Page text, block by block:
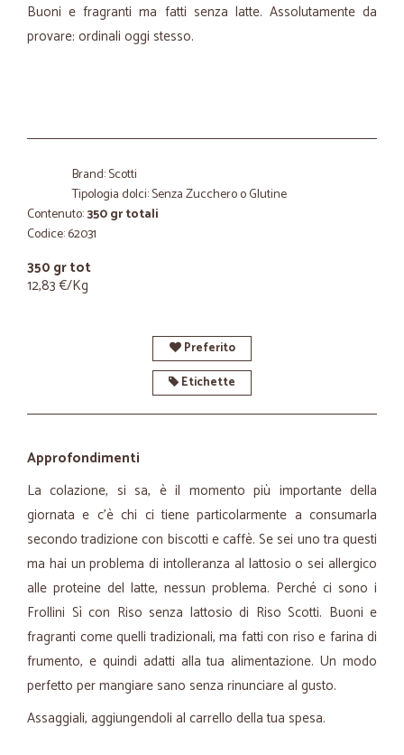
Buoni e fragranti ma fatti senza latte. Assolutamente da
provare: ordinali oggi stesso.
Brand: Scotti
Tipologia dolci: Senza Zucchero o Glutine
Contenuto:350 gr totali
Codice: 62031
350 gr tot
12,83 €/Kg
Preferito
Etichette
Approfondimenti
La colazione, si sa, è il momento più importante della
giornata e c’è chi ci tiene particolarmente a consumarla
secondo tradizione con biscotti e caffè. Se sei uno tra questi
ma hai un problema di intolleranza al lattosio o sei allergico
alle proteine del latte, nessun problema. Perché ci sono i
Frollini Sì con Riso senza lattosio di Riso Scotti. Buoni e
fragranti come quelli tradizionali, ma fatti con riso e farina di
frumento, e quindi adatti alla tua alimentazione. Un modo
perfetto per mangiare sano senza rinunciare al gusto.
Assaggiali, aggiungendoli al carrello della tua spesa.